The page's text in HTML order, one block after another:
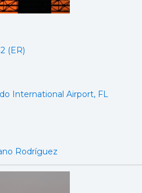
(ER)
International Airport, FL
Rodríguez